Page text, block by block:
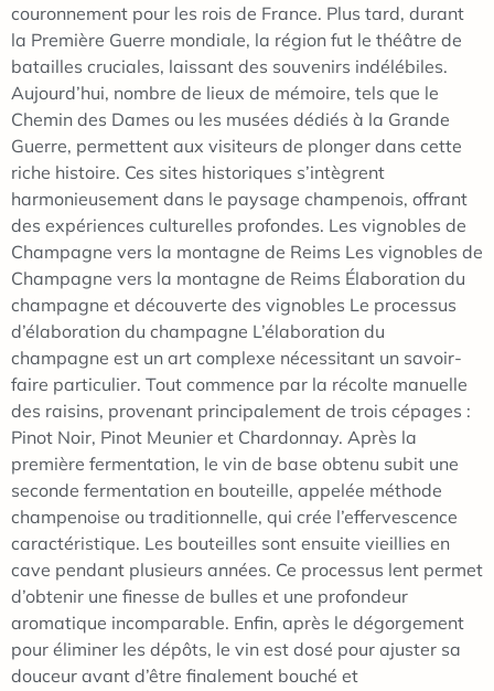
couronnement pour les rois de France. Plus tard, durant
la Première Guerre mondiale, la région fut le théâtre de
batailles cruciales, laissant des souvenirs indélébiles.
Aujourd’hui, nombre de lieux de mémoire, tels que le
Chemin des Dames ou les musées dédiés à la Grande
Guerre, permettent aux visiteurs de plonger dans cette
riche histoire. Ces sites historiques s’intègrent
harmonieusement dans le paysage champenois, offrant
des expériences culturelles profondes. Les vignobles de
Champagne vers la montagne de Reims Les vignobles de
Champagne vers la montagne de Reims Élaboration du
champagne et découverte des vignobles Le processus
d’élaboration du champagne L’élaboration du
champagne est un art complexe nécessitant un savoir-
faire particulier. Tout commence par la récolte manuelle
des raisins, provenant principalement de trois cépages :
Pinot Noir, Pinot Meunier et Chardonnay. Après la
première fermentation, le vin de base obtenu subit une
seconde fermentation en bouteille, appelée méthode
champenoise ou traditionnelle, qui crée l’effervescence
caractéristique. Les bouteilles sont ensuite vieillies en
cave pendant plusieurs années. Ce processus lent permet
d’obtenir une finesse de bulles et une profondeur
aromatique incomparable. Enfin, après le dégorgement
pour éliminer les dépôts, le vin est dosé pour ajuster sa
douceur avant d’être finalement bouché et